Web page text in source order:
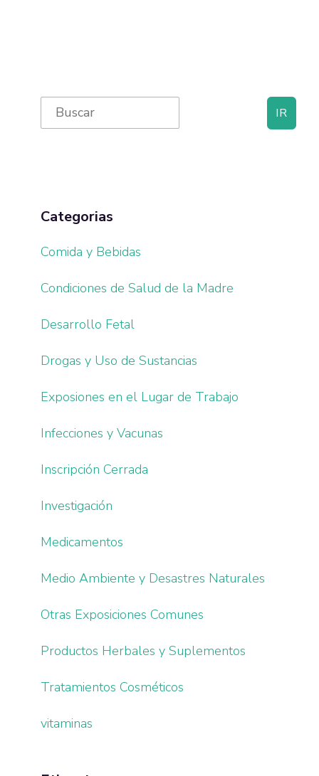
Primary
Sidebar
Search
for:
Categorias
Comida y Bebidas
Condiciones de Salud de la Madre
Desarrollo Fetal
Drogas y Uso de Sustancias
Exposiones en el Lugar de Trabajo
Infecciones y Vacunas
Inscripción Cerrada
Investigación
Medicamentos
Medio Ambiente y Desastres Naturales
Otras Exposiciones Comunes
Productos Herbales y Suplementos
Tratamientos Cosméticos
vitaminas